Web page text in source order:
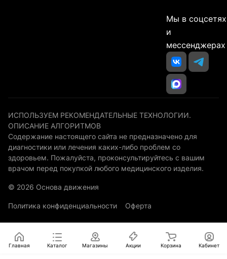
Мы в соцсетях
и
мессенджерах
ИСПОЛЬЗУЕМ РЕКОМЕНДАТЕЛЬНЫЕ ТЕХНОЛОГИИ.
ОПИСАНИЕ АЛГОРИТМОВ
Содержание настоящего сайта не предназначено для
диагностики или лечения каких-либо проблем со
здоровьем. Пожалуйста, проконсультируйтесь с вашим
врачом перед покупкой любого медицинского изделия.
© 2026 Основа движения
Политика конфиденциальности Оферта
Главная Каталог Магазины Акции Корзина Кабинет